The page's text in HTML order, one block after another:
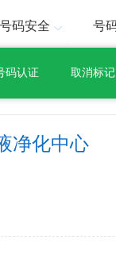
号码安全 号
码认证 取消标记
净化中心